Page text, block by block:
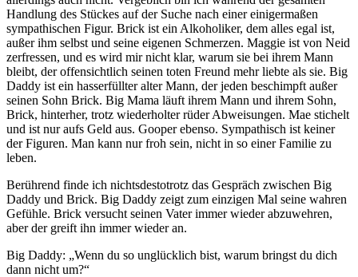
Handlung des Stückes auf der Suche nach einer einigermaßen
sympathischen Figur. Brick ist ein Alkoholiker, dem alles egal ist,
außer ihm selbst und seine eigenen Schmerzen. Maggie ist von Neid
zerfressen, und es wird mir nicht klar, warum sie bei ihrem Mann
bleibt, der offensichtlich seinen toten Freund mehr liebte als sie. Big
Daddy ist ein hasserfüllter alter Mann, der jeden beschimpft außer
seinen Sohn Brick. Big Mama läuft ihrem Mann und ihrem Sohn,
Brick, hinterher, trotz wiederholter rüder Abweisungen. Mae stichelt
und ist nur aufs Geld aus. Gooper ebenso. Sympathisch ist keiner
der Figuren. Man kann nur froh sein, nicht in so einer Familie zu
leben.
Berührend finde ich nichtsdestotrotz das Gespräch zwischen Big
Daddy und Brick. Big Daddy zeigt zum einzigen Mal seine wahren
Gefühle. Brick versucht seinen Vater immer wieder abzuwehren,
aber der greift ihn immer wieder an.
Big Daddy: „Wenn du so unglücklich bist, warum bringst du dich
dann nicht um?“